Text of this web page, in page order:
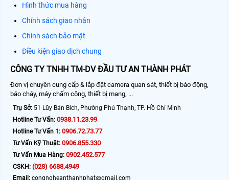
Hình thức mua hàng
Chính sách giao nhận
Chính sách bảo mật
Điều kiện giao dịch chung
CÔNG TY TNHH TM-DV ĐẦU TƯ AN THÀNH PHÁT
Đơn vị chuyên cung cấp & lắp đặt camera quan sát, thiết bị báo động,
báo cháy, máy chấm công, thiết bị mạng, ...
Trụ Sở: 51 Lũy Bán Bích, Phường Phú Thạnh, TP. Hồ Chí Minh
Hotline Tư Vấn: 0938.11.23.99
Hotline Tư Vấn 1: 0906.72.73.77
Tư Vấn Kỹ Thuật: 0906.855.330
Tư Vấn Mua Hàng: 0902.452.577
CSKH: (028) 6688.4949
Email: congngheanthanhphat@gmail.com